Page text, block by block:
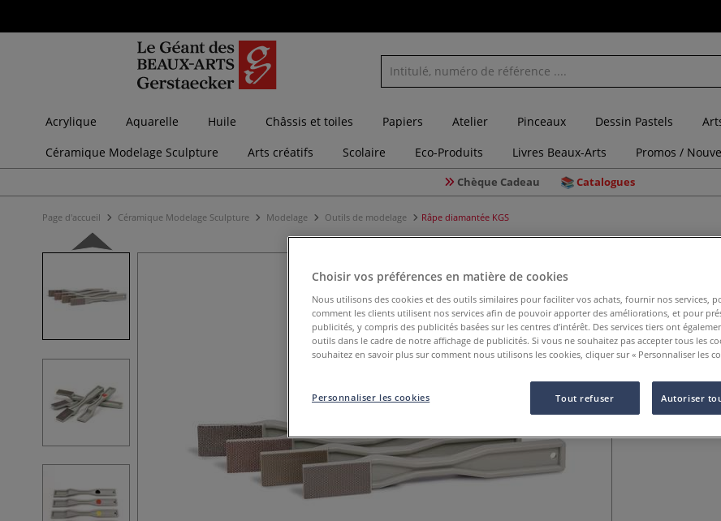
Acrylique Aquarelle Huile Châssis et toiles Papiers Atelier Pinceaux Dessin Pastels
Céramique Modelage Sculpture
Arts créatifs Scolaire Eco-Produits Livres Beaux-Arts Promos /
Chèque Cadeau Catalogues
Page d'accueil Céramique Modelage Sculpture Modelage Outils de modelage Râpe diamantée KGS
Râpe
Râpe
diamantée.
Choisir vos préférences en matière de cookies
Nous utilisons des cookies et des outils similaires pour faciliter vos achats, fournir nos services,
comment les clients utilisent nos services afin de pouvoir apporter des améliorations, et pour
publicités, y compris des publicités basées sur les centres d’intérêt. Des services tiers ont
outils dans le cadre de notre affichage de publicités. Si vous ne souhaitez pas accepter tous les
souhaitez en savoir plus sur comment nous utilisons les cookies, cliquer sur « Personnaliser les
Tout refuser Autoriser
Personnaliser les cookies